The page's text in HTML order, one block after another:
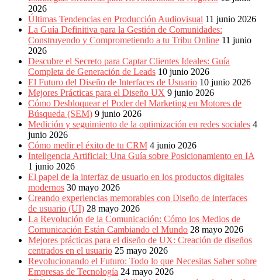
2026
Últimas Tendencias en Producción Audiovisual 11 junio 2026
La Guía Definitiva para la Gestión de Comunidades:
Construyendo y Comprometiendo a tu Tribu Online 11 junio
2026
Descubre el Secreto para Captar Clientes Ideales: Guía
Completa de Generación de Leads 10 junio 2026
El Futuro del Diseño de Interfaces de Usuario 10 junio 2026
Mejores Prácticas para el Diseño UX 9 junio 2026
Cómo Desbloquear el Poder del Marketing en Motores de
Búsqueda (SEM) 9 junio 2026
Medición y seguimiento de la optimización en redes sociales 4
junio 2026
Cómo medir el éxito de tu CRM 4 junio 2026
Inteligencia Artificial: Una Guía sobre Posicionamiento en IA
1 junio 2026
El papel de la interfaz de usuario en los productos digitales
modernos 30 mayo 2026
Creando experiencias memorables con Diseño de interfaces
de usuario (UI) 28 mayo 2026
La Revolución de la Comunicación: Cómo los Medios de
Comunicación Están Cambiando el Mundo 28 mayo 2026
Mejores prácticas para el diseño de UX: Creación de diseños
centrados en el usuario 25 mayo 2026
Revolucionando el Futuro: Todo lo que Necesitas Saber sobre
Empresas de Tecnología 24 mayo 2026